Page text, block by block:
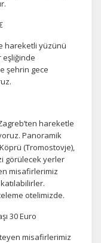
hareketli yüzünü
eşliğinde
şehrin gece
hareketle
Panoramik
(Tromostovje),
görülecek yerler
misafirlerimiz
otelimizde.
30 Euro
misafirlerimiz